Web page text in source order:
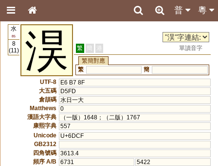
粵
普
水
85
8
(11)
淏 繁 簡 港
單讀音字
繁簡對應
繁
簡
UTF-8
E6 B7 8F
大五碼
D5FD
倉頡碼 水日一大
Matthews
0
漢語大字典
（一版）1648；（二版）1767
康熙字典 557
Unicode
U+6DCF
GB2312
四角號碼 3613.4
頻序 A/B
6731
5422